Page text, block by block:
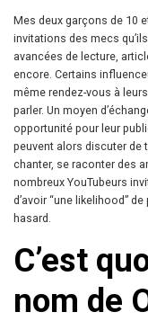
Mes deux garçons de 10
invitations des mecs
avancées de lecture,
encore. Certains
même rendez-vous à
parler. Un moyen
opportunité pour leur
peuvent alors discuter de
chanter, se raconter des
nombreux YouTubeurs
d’avoir “une likelihood”
hasard.
C’est
nom de